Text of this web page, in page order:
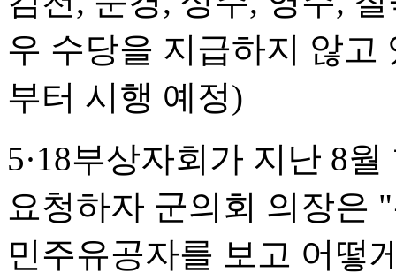
우 수당을 지급하지 않고
부터 시행 예정)
5·18부상자회가 지난 8
요청하자 군의회 의장은
민주유공자를 보고 어떻